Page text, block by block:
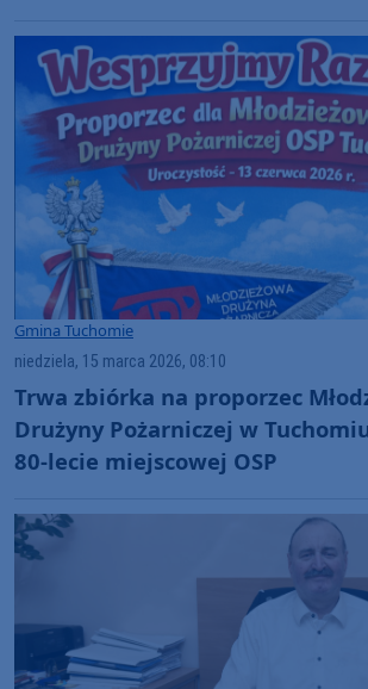
Gmina Tuchomie
niedziela, 15 marca 2026, 08:10
Trwa zbiórka na proporzec
Drużyny Pożarniczej w
80-lecie miejscowej OSP